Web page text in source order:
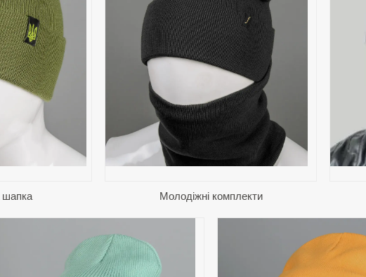
шапка
для дітей
та
Молодіжні комплекти
Класичні чоловічі шапки з
якісної пряжі. Близько 200
різних моделей та кольорів,
розмір універсальний.